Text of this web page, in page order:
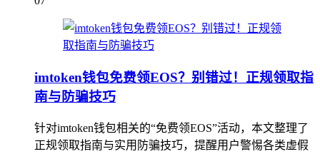
imtoken钱包免费领EOS？别错过！正规领取指
南与防骗技巧
针对imtoken钱包相关的“免费领EOS”活动，本文整理了
正规领取指南与实用防骗技巧，提醒用户警惕各类虚假